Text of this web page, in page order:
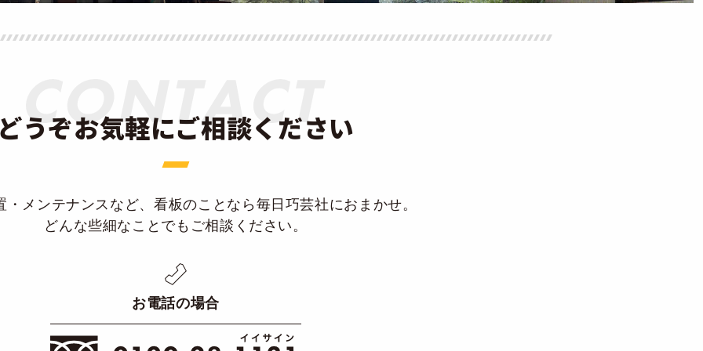
うぞお気軽にご相談ください
・メンテナンスなど、看板のことなら毎日巧芸社におまかせ。
どんな些細なことでもご相談ください。
お電話の場合